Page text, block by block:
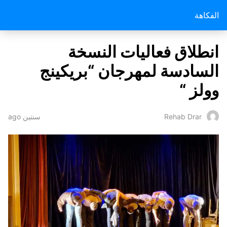
الفكاهة
انطلاق فعاليات النسخة
السادسة لمهرجان “بريكينج
وولز “
Rehab Drar سنتين ago